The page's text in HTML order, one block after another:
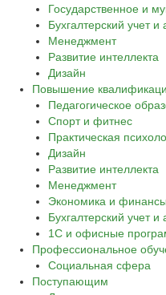
Государственное и
Бухгалтерский учет и
Менеджмент
Развитие интеллекта
Дизайн
Повышение
Педагогическое
Спорт и фитнес
Практическая
Дизайн
Развитие интеллекта
Менеджмент
Экономика и финансы
Бухгалтерский учет и
1С и офисные
Профессиональное
Социальная сфера
Поступающим